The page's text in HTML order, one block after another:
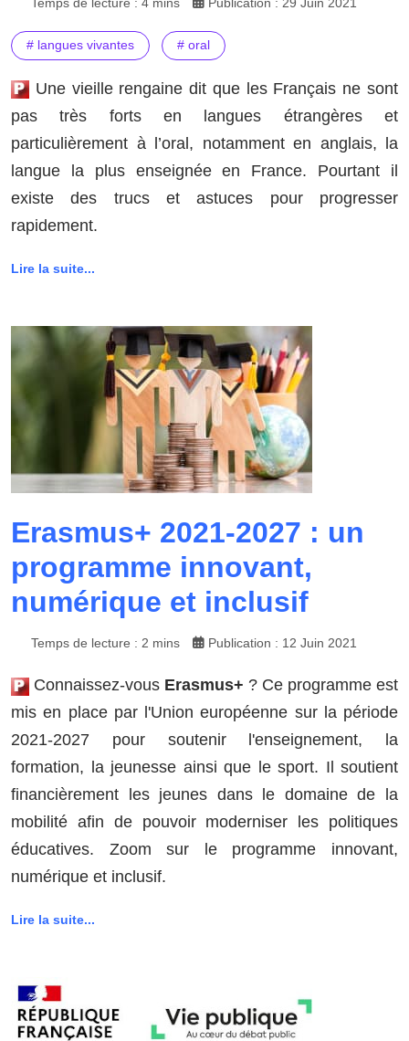
# langues vivantes # oral
Une vieille rengaine dit que les Français ne sont
pas très forts en langues étrangères et
particulièrement à l’oral, notamment en anglais, la
langue la plus enseignée en France. Pourtant il
existe des trucs et astuces pour progresser
rapidement.
Lire la suite...
Erasmus+ 2021-2027 : un
programme innovant,
numérique et inclusif
Temps de lecture : 2 mins Publication : 12 Juin 2021
Connaissez-vous Erasmus+ ? Ce programme est
mis en place par l'Union européenne sur la période
2021-2027 pour soutenir l'enseignement, la
formation, la jeunesse ainsi que le sport. Il soutient
financièrement les jeunes dans le domaine de la
mobilité afin de pouvoir moderniser les politiques
éducatives. Zoom sur le programme innovant,
numérique et inclusif.
Lire la suite...